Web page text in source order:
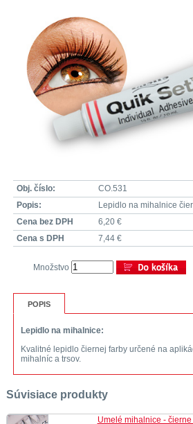
Obj. číslo:
CO.531
Popis:
Lepidlo na mihalnice
Cena bez DPH
6,20 €
Cena s DPH
7,44 €
Množstvo
POPIS
Lepidlo na mihalnice:
Kvalitné lepidlo čiernej farby určené na
mihalníc a trsov.
Súvisiace produkty
Umelé mihalnice - čierne